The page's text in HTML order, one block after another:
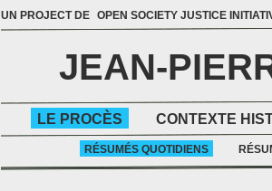
UN PROJECT DE OPEN SOCIETY JUSTICE
JEAN-
LE PROCÈS CONTEXTE
RÉSUMÉS QUOTIDIENS